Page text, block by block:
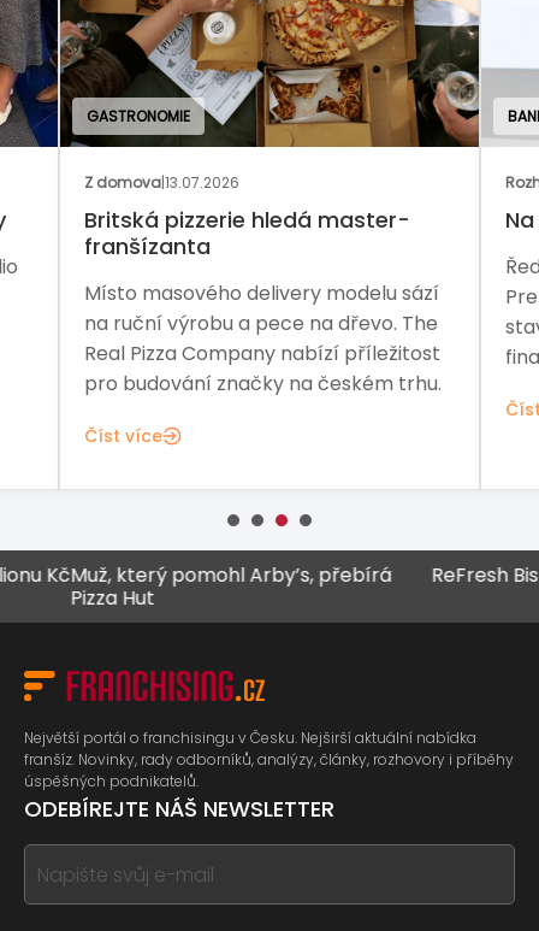
GASTRONOMIE
Z domova|13.07.2026
Britská pizzerie hledá master-
franšízanta
Místo masového delivery modelu sází
na ruční výrobu a pece na dřevo. The
Real Pizza Company nabízí příležitost
pro budování značky na českém trhu.
Číst více
Muž, který pomohl Arby’s, přebírá
Pizza Hut
ReFresh Bistro
Největší portál o franchisingu v Česku. Nejširší aktuální nabídka
franšíz. Novinky, rady odborníků, analýzy, články, rozhovory i příběhy
úspěšných podnikatelů.
ODEBÍREJTE NÁŠ NEWSLETTER
If
you